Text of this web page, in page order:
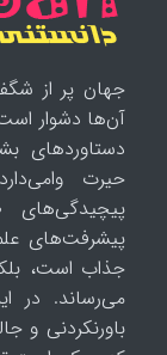
جهان پر از
آن‌ها دشوار
دستاوردهای
حیرت
پیشرفت‌های
جذاب است،
می‌رساند. در
باورنکردنی و